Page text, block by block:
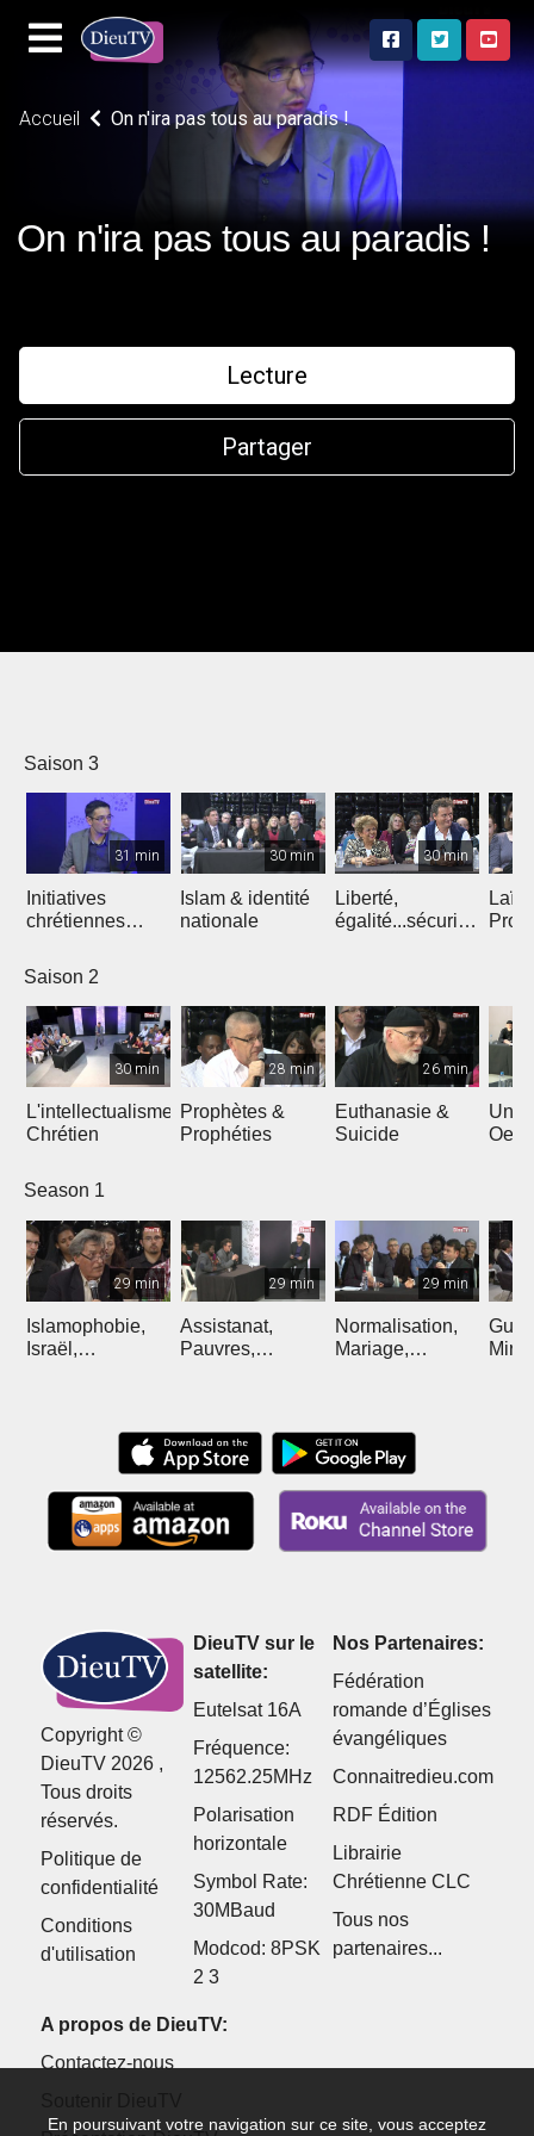
Accueil On n'ira pas tous au paradis !
On n'ira pas tous au paradis !
Lecture
Partager
Saison 3
31 min
Initiatives
chrétiennes
30 min
Islam & identité
nationale
30 min
Liberté,
égalité...sécurité
Saison 2
30 min
L'intellectualisme
Chrétien
28 min
Prophètes &
Prophéties
26 min
Euthanasie &
Suicide
Season 1
29 min
Islamophobie,
Israël,
29 min
Assistanat,
Pauvres,
29 min
Normalisation,
Mariage,
Copyright ©
DieuTV 2026 ,
Tous droits
réservés.
Politique de
confidentialité
Conditions
d'utilisation
DieuTV sur le
satellite:
Eutelsat 16A
Fréquence:
12562.25MHz
Polarisation
horizontale
Symbol Rate:
30MBaud
Modcod: 8PSK
2 3
Nos Partenaires:
Fédération
romande d’Églises
évangéliques
Connaitredieu.com
RDF Édition
Librairie
Chrétienne CLC
Tous nos
partenaires...
A propos de DieuTV:
Contactez-nous
En poursuivant votre navigation sur ce site, vous acceptez